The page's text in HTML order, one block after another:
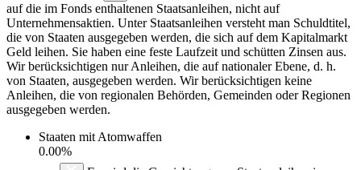
auf die im Fonds enthaltenen Staatsanleihen, nicht auf
Unternehmensaktien. Unter Staatsanleihen versteht man Schuldtitel,
die von Staaten ausgegeben werden, die sich auf dem Kapitalmarkt
Geld leihen. Sie haben eine feste Laufzeit und schütten Zinsen aus.
Wir berücksichtigen nur Anleihen, die auf nationaler Ebene, d. h.
von Staaten, ausgegeben werden. Wir berücksichtigen keine
Anleihen, die von regionalen Behörden, Gemeinden oder Regionen
ausgegeben werden.
Staaten mit Atomwaffen
0.00%